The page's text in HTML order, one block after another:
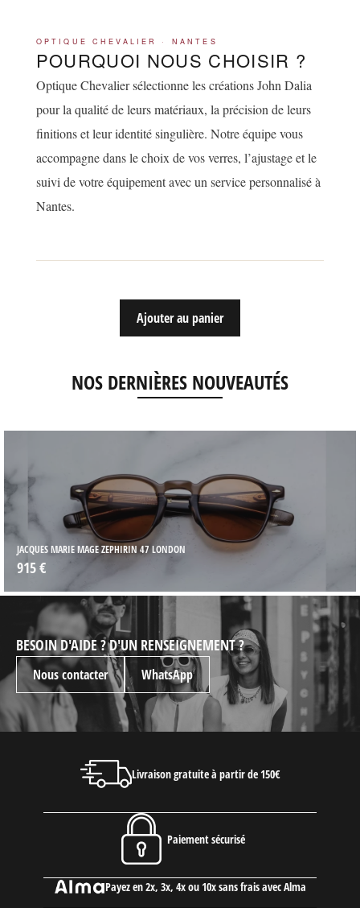
OPTIQUE CHEVALIER · NANTES
POURQUOI NOUS CHOISIR ?
Optique Chevalier sélectionne les créations John Dalia
pour la qualité de leurs matériaux, la précision de leurs
finitions et leur identité singulière. Notre équipe vous
accompagne dans le choix de vos verres, l’ajustage et le
suivi de votre équipement avec un service personnalisé à
Nantes.
Ajouter au panier
NOS DERNIÈRES NOUVEAUTÉS
JACQUES MARIE MAGE ZEPHIRIN 47 LONDON
915 €
BESOIN D'AIDE ? D'UN RENSEIGNEMENT ?
Nous contacter WhatsApp
Livraison gratuite à partir de 150€
Paiement sécurisé
Payez en 2x, 3x, 4x ou 10x sans frais avec Alma